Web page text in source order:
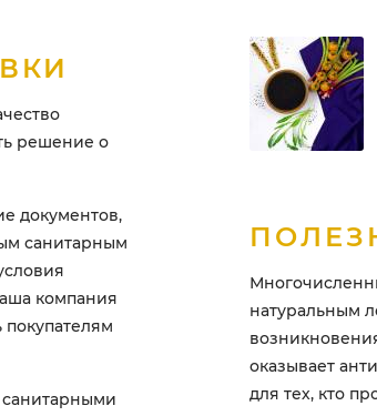
решение о
документов,
санитарным
компания
санитарными
натуральным
оказывает
для тех, кто